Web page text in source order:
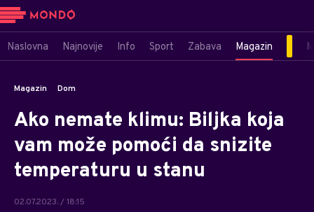
Naslovna Najnovije Info Sport Zabava Magazin
Magazin Dom
Ako nemate klimu: Biljka koja
vam može pomoći da snizite
temperaturu u stanu
02.07.2023. / 18:15